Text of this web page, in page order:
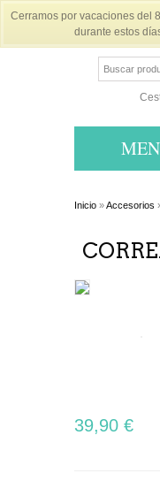
Inicio »Accesorios
39,90 €
Cerramos por vacaciones del
durante estos